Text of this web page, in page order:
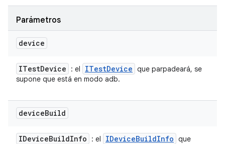
Parámetros
device
ITestDevice : el ITestDevice que parpadeará, se
supone que está en modo adb.
deviceBuild
IDeviceBuildInfo : el IDeviceBuildInfo que